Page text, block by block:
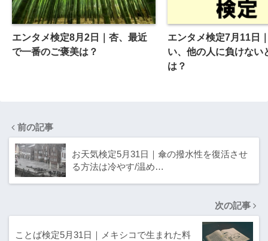
エンタメ検定8月2日｜杏、最近
で一番のご褒美は？
エンタメ検定7月11日
い、他の人に負けない
は？
前の記事
お天気検定5月31日｜傘の撥水性を復活させ
る方法は冷やす/温め…
次の記事
ことば検定5月31日｜メキシコで生まれた料